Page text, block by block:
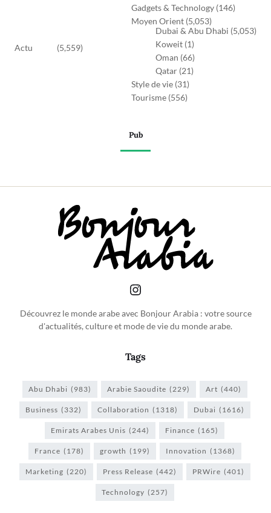
Actu (5,559)
Gadgets & Technology (146)
Moyen Orient (5,053)
Dubai & Abu Dhabi (5,053)
Koweit (1)
Oman (66)
Qatar (21)
Style de vie (31)
Tourisme (556)
Pub
Découvrez le monde arabe avec Bonjour Arabia : votre source
d'actualités, culture et mode de vie du monde arabe.
Tags
Abu Dhabi (983) Arabie Saoudite (229) Art (440)
Business (332) Collaboration (1318) Dubai (1616)
Emirats Arabes Unis (244) Finance (165)
France (178) growth (199) Innovation (1368)
Marketing (220) Press Release (442) PRWire (401)
Technology (257)